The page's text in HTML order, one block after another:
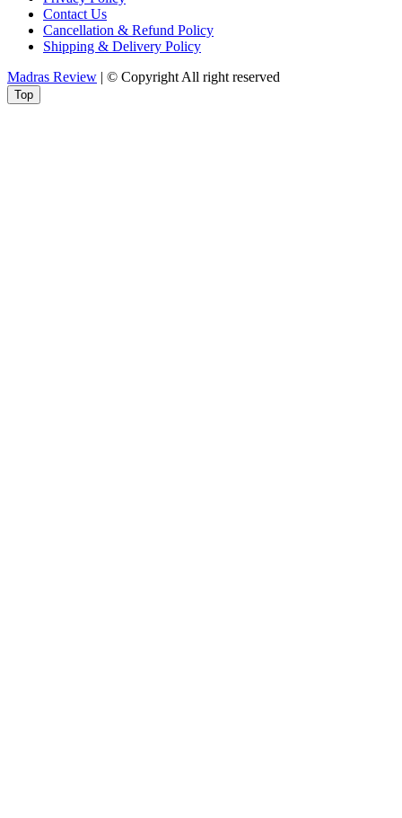
Contact Us
Cancellation & Refund Policy
Shipping & Delivery Policy
Madras Review | © Copyright All right reserved
Top